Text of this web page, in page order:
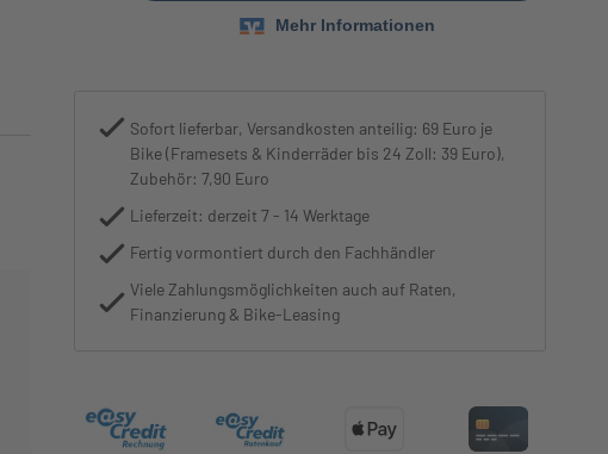
Sofort lieferbar, Versandkosten anteilig: 69 Euro je
Bike (Framesets & Kinderräder bis 24 Zoll: 39 Euro),
Zubehör: 7,90 Euro
Lieferzeit: derzeit 7 - 14 Werktage
Fertig vormontiert durch den Fachhändler
Viele Zahlungsmöglichkeiten auch auf Raten,
Finanzierung & Bike-Leasing